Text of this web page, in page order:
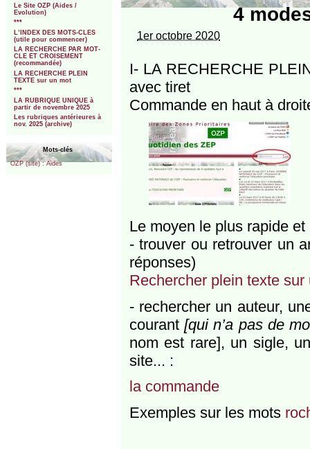
Le Site OZP (Aides /
Evolution)
***
L’INDEX DES MOTS-CLES
(utile pour commencer)
LA RECHERCHE PAR MOT-
CLE ET CROISEMENT
(recommandée)
LA RECHERCHE PLEIN
TEXTE sur un mot
***
LA RUBRIQUE UNIQUE à
partir de novembre 2025
Les rubriques antérieures à
nov. 2025 (archive)
Mots-clés
OZP (site) : Aides
4
1er octobre 2020
I- LA RECHERCHE
avec tiret
Commande en haut à
Le moyen le plus rapide
- trouver ou retrouver un
réponses)
Rechercher plein texte
- rechercher un auteur,
courant [qui n’a pas de
nom est rare], un sigle,
site... :
la commande
Exemples sur les mots